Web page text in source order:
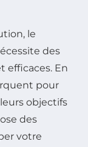
le
des
efficaces. En
pour
objectifs
des
votre